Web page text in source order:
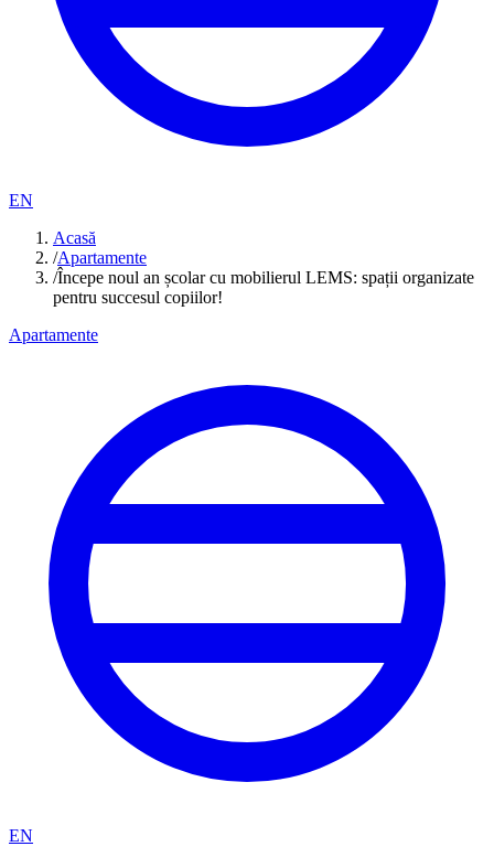
EN
Acasă
/Apartamente
/Începe noul an școlar cu mobilierul LEMS: spații organizate
pentru succesul copiilor!
Apartamente
EN